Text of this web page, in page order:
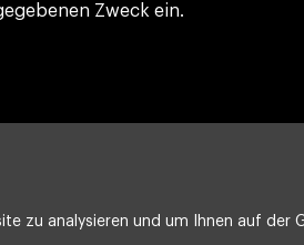
Zweck ein.
zu analysieren und um Ihnen auf